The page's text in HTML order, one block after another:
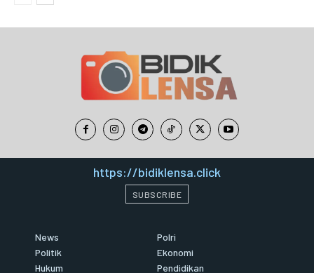
https://bidiklensa.click
SUBSCRIBE
News
Politik
Hukum
Polri
Ekonomi
Pendidikan